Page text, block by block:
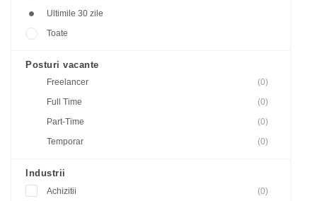
Ultimile 30 zile
Toate
Posturi vacante
Freelancer
(0)
Full Time
(0)
Part-Time
(0)
Temporar
(0)
Industrii
Achizitii
(0)